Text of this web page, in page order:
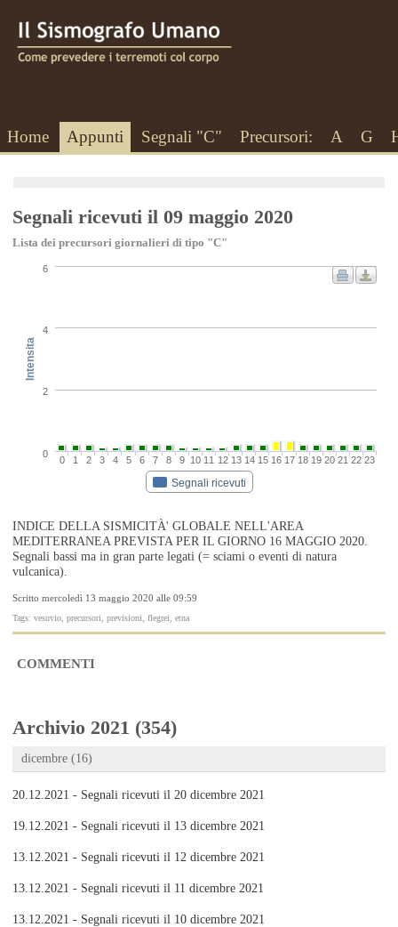
Home Appunti Segnali "C" Precursori: A G
Segnali ricevuti il 09 maggio 2020
Lista dei precursori giornalieri di tipo "C"
Intensita
Segnali ricevuti
0 1 2 3 4 5 6 7 8 9 10 11 12 13 14 15 16 17 18 19 20 21 22 23
0
2
4
6
INDICE DELLA SISMICITÀ' GLOBALE NELL'AREA
MEDITERRANEA PREVISTA PER IL GIORNO 16 MAGGIO 2020.
Segnali bassi ma in gran parte legati (= sciami o eventi di natura
vulcanica).
Scritto mercoledì 13 maggio 2020 alle 09:59
Tags: vesuvio, precursori, previsioni, flegrei, etna
COMMENTI
Archivio 2021 (354)
dicembre (16)
20.12.2021 - Segnali ricevuti il 20 dicembre 2021
19.12.2021 - Segnali ricevuti il 13 dicembre 2021
13.12.2021 - Segnali ricevuti il 12 dicembre 2021
13.12.2021 - Segnali ricevuti il 11 dicembre 2021
13.12.2021 - Segnali ricevuti il 10 dicembre 2021